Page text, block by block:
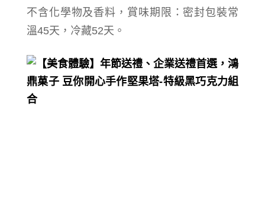
不含化學物及香料， 賞味期限：密封包裝常
溫45天，冷藏52天。